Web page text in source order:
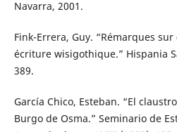
Navarra, 2001.
Fink-Errera, Guy. “Rémarques
écriture wisigothique.” Hispania
389.
García Chico, Esteban. “El
Burgo de Osma.” Seminario de